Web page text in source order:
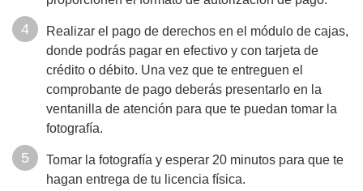
Realizar el pago de derechos en el módulo de cajas,
donde podrás pagar en efectivo y con tarjeta de
crédito o débito. Una vez que te entreguen el
comprobante de pago deberás presentarlo en la
ventanilla de atención para que te puedan tomar la
fotografía.
Tomar la fotografía y esperar 20 minutos para que te
hagan entrega de tu licencia física.